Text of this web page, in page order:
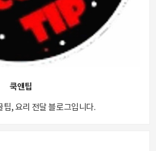
쿡앤팁
팁, 요리 전달 블로그입니다.